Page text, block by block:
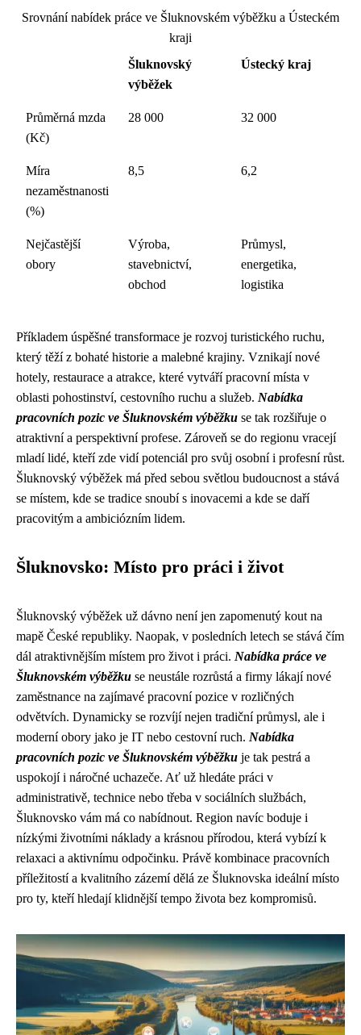
Srovnání nabídek práce ve Šluknovském výběžku a Ústeckém
kraji
Šluknovský
výběžek
Ústecký kraj
Průměrná mzda
(Kč)
28 000 32 000
Míra
nezaměstnanosti
(%)
8,5 6,2
Nejčastější
obory
Výroba,
stavebnictví,
obchod
Průmysl,
energetika,
logistika
Příkladem úspěšné transformace je rozvoj turistického ruchu,
který těží z bohaté historie a malebné krajiny. Vznikají nové
hotely, restaurace a atrakce, které vytváří pracovní místa v
oblasti pohostinství, cestovního ruchu a služeb. Nabídka
pracovních pozic ve Šluknovském výběžku se tak rozšiřuje o
atraktivní a perspektivní profese. Zároveň se do regionu vracejí
mladí lidé, kteří zde vidí potenciál pro svůj osobní i profesní růst.
Šluknovský výběžek má před sebou světlou budoucnost a stává
se místem, kde se tradice snoubí s inovacemi a kde se daří
pracovitým a ambiciózním lidem.
Šluknovsko: Místo pro práci i život
Šluknovský výběžek už dávno není jen zapomenutý kout na
mapě České republiky. Naopak, v posledních letech se stává čím
dál atraktivnějším místem pro život i práci. Nabídka práce ve
Šluknovském výběžku se neustále rozrůstá a firmy lákají nové
zaměstnance na zajímavé pracovní pozice v rozličných
odvětvích. Dynamicky se rozvíjí nejen tradiční průmysl, ale i
moderní obory jako je IT nebo cestovní ruch. Nabídka
pracovních pozic ve Šluknovském výběžku je tak pestrá a
uspokojí i náročné uchazeče. Ať už hledáte práci v
administrativě, technice nebo třeba v sociálních službách,
Šluknovsko vám má co nabídnout. Region navíc boduje i
nízkými životními náklady a krásnou přírodou, která vybízí k
relaxaci a aktivnímu odpočinku. Právě kombinace pracovních
příležitostí a kvalitního zázemí dělá ze Šluknovska ideální místo
pro ty, kteří hledají klidnější tempo života bez kompromisů.